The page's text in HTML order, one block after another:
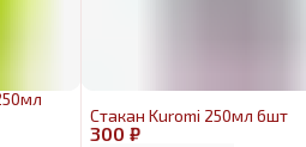
300 ₽
Стакан Kuromi 250мл 6шт